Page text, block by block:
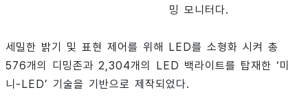
밍 모니터다.
세밀한 밝기 및 표현 제어를 위해 LED를 소형화 시켜 총
576개의 디밍존과 2,304개의 LED 백라이트를 탑재한 ‘미
니-LED’ 기술을 기반으로 제작되었다.